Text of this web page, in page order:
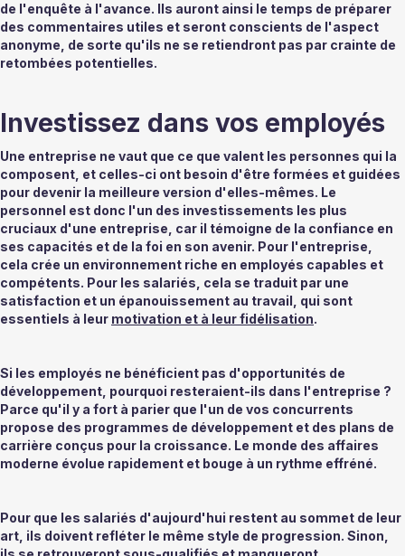
de l'enquête à l'avance. Ils auront ainsi le temps de préparer
des commentaires utiles et seront conscients de l'aspect
anonyme, de sorte qu'ils ne se retiendront pas par crainte de
retombées potentielles.
Investissez dans vos employés
Une entreprise ne vaut que ce que valent les personnes qui la
composent, et celles-ci ont besoin d'être formées et guidées
pour devenir la meilleure version d'elles-mêmes. Le
personnel est donc l'un des investissements les plus
cruciaux d'une entreprise, car il témoigne de la confiance en
ses capacités et de la foi en son avenir. Pour l'entreprise,
cela crée un environnement riche en employés capables et
compétents. Pour les salariés, cela se traduit par une
satisfaction et un épanouissement au travail, qui sont
essentiels à leur motivation et à leur fidélisation.
Si les employés ne bénéficient pas d'opportunités de
développement, pourquoi resteraient-ils dans l'entreprise ?
Parce qu'il y a fort à parier que l'un de vos concurrents
propose des programmes de développement et des plans de
carrière conçus pour la croissance. Le monde des affaires
moderne évolue rapidement et bouge à un rythme effréné.
Pour que les salariés d'aujourd'hui restent au sommet de leur
art, ils doivent refléter le même style de progression. Sinon,